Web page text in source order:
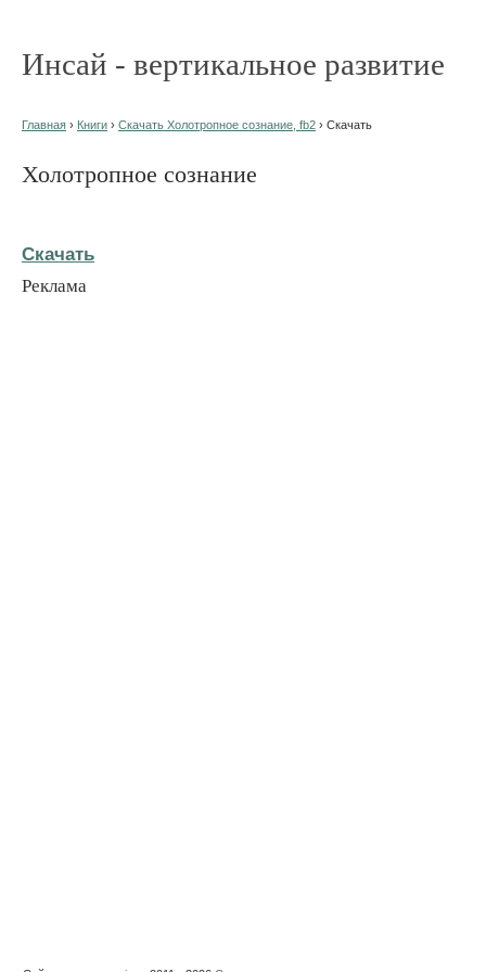
Инсай - вертикальное развитие
Главная › Книги › Скачать Холотропное сознание, fb2 › Скачать
Холотропное сознание
Скачать
Реклама